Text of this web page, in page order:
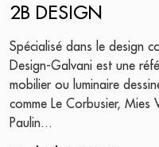
2B DESIGN
Spécialisé dans le design
Design-Galvani est une
mobilier ou luminaire
comme Le Corbusier, Mies
Paulin...